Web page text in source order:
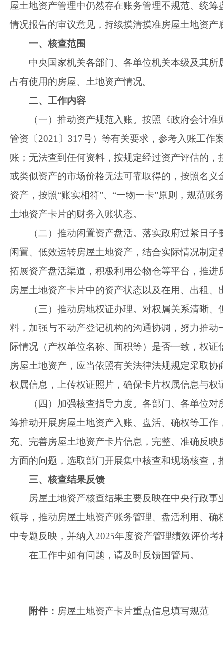
屋土地资产管理中仍然存在账务管理不规范、统
情况报告的审议意见，持续摸清摸准房屋土地资产
一、核查范围
中央国家机关各部门、各单位机关本级及其所
占有使用的房屋、土地资产情况。
二、工作内容
（一）推动资产规范入账。 按照《政府会计准
管资〔2021〕317号）等有关要求，参考入账工作
账；无法查到任何资料，按规定经过资产评估的
或类似资产的市场价格无法可靠取得的，按照名义
资产， 按照“账实相符”、“一物一卡”原则，规范账
土地资产卡片的财务入账状态。
（二）推动闲置资产盘活。 落实政府过紧日子
闲置、低效运转房屋土地资产 ， 结合实际情况制定
拓展资产盘活渠道， 积极利用公物仓等平台， 推进
房屋土地资产卡片中的资产状态以及在用、出租
（三）推动房地权证办理。 对权属关系清晰、
料，加强与不动产登记机构的沟通协调， 努力推动
际情况（产权单位名称、面积等）是否一致， 权证
房屋土地资产， 应当依照有关法律法规规定采取协
权属信息 ，上传权证照片，确保卡片权属信息与权
（四）加强核查指导力度。 各部门 、各单位对
筹推动开展房屋土地资产入账、盘活、确权等工作
充、 完善房屋土地资产卡片信息，完整、准确反映
方面的问题，选取部门开展集中核查和现场核查，
三、核查结果反馈
房屋土地资产核查结果主要反映在中央行政事
领导， 推动房屋土地资产账务管理、盘活利用、确
中专题反映，并纳入 2025年度资产管理绩效评价考
在工作中如有问题，请及时反馈国管局。
附件： 房屋土地资产卡片重点信息填写规范